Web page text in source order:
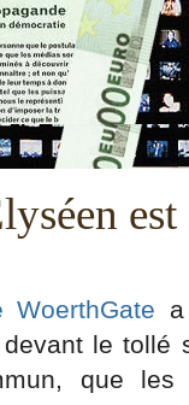
est
WoerthGate
le tollé
que les